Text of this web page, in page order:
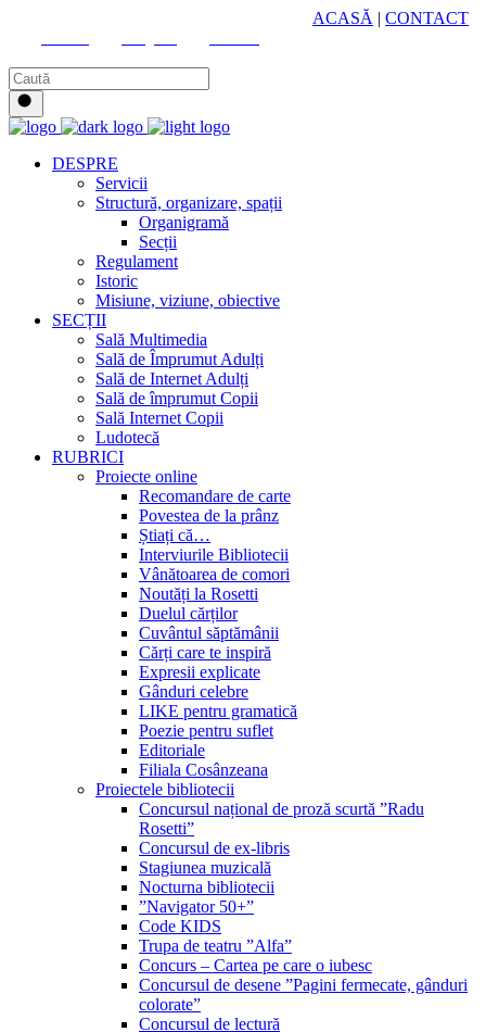
ACASĂ | CONTACT
DESPRE
Servicii
Structură, organizare, spații
Organigramă
Secții
Regulament
Istoric
Misiune, viziune, obiective
SECȚII
Sală Multimedia
Sală de Împrumut Adulți
Sală de Internet Adulți
Sală de împrumut Copii
Sală Internet Copii
Ludotecă
RUBRICI
Proiecte online
Recomandare de carte
Povestea de la prânz
Știați că…
Interviurile Bibliotecii
Vânătoarea de comori
Noutăți la Rosetti
Duelul cărților
Cuvântul săptămânii
Cărți care te inspiră
Expresii explicate
Gânduri celebre
LIKE pentru gramatică
Poezie pentru suflet
Editoriale
Filiala Cosânzeana
Proiectele bibliotecii
Concursul național de proză scurtă ”Radu
Rosetti”
Concursul de ex-libris
Stagiunea muzicală
Nocturna bibliotecii
”Navigator 50+”
Code KIDS
Trupa de teatru ”Alfa”
Concurs – Cartea pe care o iubesc
Concursul de desene ”Pagini fermecate, gânduri
colorate”
Concursul de lectură